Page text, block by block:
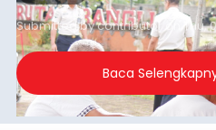
Submitted bycontributor Thu,
Baca